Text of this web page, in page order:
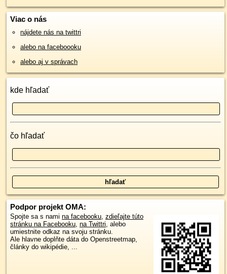
Viac o nás
nájdete nás na twittri
alebo na faceboooku
alebo aj v správach
kde hľadať
čo hľadať
Podpor projekt OMA:
Spojte sa s nami na facebooku, zdieľajte túto
stránku na Facebooku, na Twittri, alebo
umiestnite odkaz na svoju stránku.
Ale hlavne doplňte dáta do Openstreetmap,
články do wikipédie, ...